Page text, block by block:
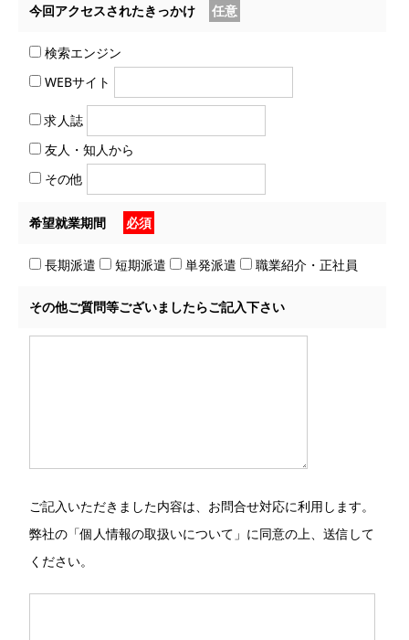
今回アクセスされたきっかけ 任意
検索エンジン
WEBサイト
求人誌
友人・知人から
その他
希望就業期間 必須
長期派遣 短期派遣 単発派遣 職業紹介・正社員
その他ご質問等ございましたらご記入下さい
ご記入いただきました内容は、お問合せ対応に利用します。
弊社の「個人情報の取扱いについて」に同意の上、送信して
ください。